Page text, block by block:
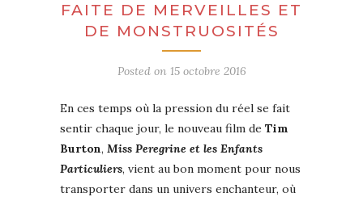
FAITE DE MERVEILLES ET
DE MONSTRUOSITÉS
Posted on 15 octobre 2016
En ces temps où la pression du réel se fait
sentir chaque jour, le nouveau film de Tim
Burton, Miss Peregrine et les Enfants
Particuliers, vient au bon moment pour nous
transporter dans un univers enchanteur, où